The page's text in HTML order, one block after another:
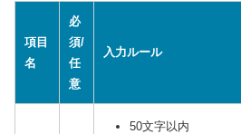
項目
名
必
須/
任
意
入力ルール
50文字以内